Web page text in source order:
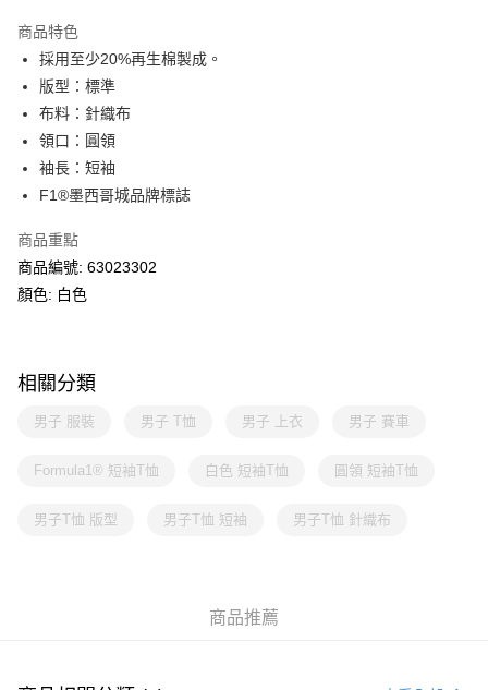
Alipay, PayMe, WeChat Pay, UnionPay, FPS
送貨方式
單筆訂單淨值滿$399可享免運費優惠
每筆HK$30.00，滿HK$399.00或以上免運費
滿$599可享澳門免運費優惠
商品特色
採用至少20%再生棉製成。
版型：標準
布料：針織布
領口：圓領
袖長：短袖
F1®墨西哥城品牌標誌
商品重點
商品編號: 63023302
顏色: 白色
相關分類
男子 服裝 男子 T恤 男子 上衣 男子 賽車
Formula1® 短袖T恤 白色 短袖T恤 圓領 短袖T恤
男子T恤 版型 男子T恤 短袖 男子T恤 針織布
商品推薦